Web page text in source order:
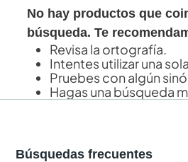
No hay productos que
búsqueda. Te
Revisa la ortografía.
Intentes utilizar una
Pruebes con algún
Hagas una búsqueda
Búsquedas frecuentes